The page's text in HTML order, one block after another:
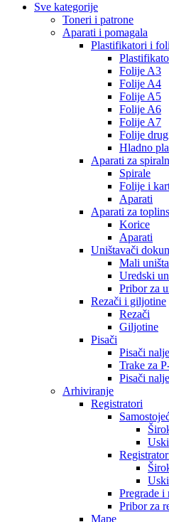
Sve kategorije
Toneri i patrone
Aparati i pomagala
Plastifikatori i
Folije A3
Folije A4
Folije A5
Folije A6
Folije A7
Folije
Hladno
Aparati za
Spirale
Folije i
Aparati
Aparati za
Korice
Aparati
Uništavači
Mali
Uredski
Pribor za
Rezači i giljotine
Rezači
Giljotine
Pisači
Pisači
Trake za
Pisači
Arhiviranje
Registratori
Uski
Uski
Pregrade i
Pribor za
Mape